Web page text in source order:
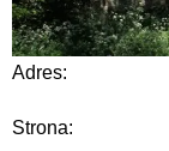
Adres:
Strona: